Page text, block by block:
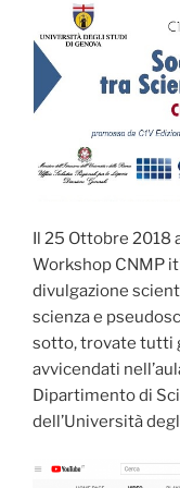
Il 25 Ottobre 2018
Workshop CNMP
divulgazione
scienza e
sotto, trovate tutti
avvicendati
Dipartimento di
dell’Università